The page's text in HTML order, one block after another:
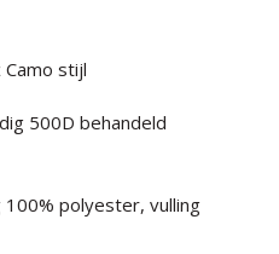
stijl
500D behandeld
polyester, vulling